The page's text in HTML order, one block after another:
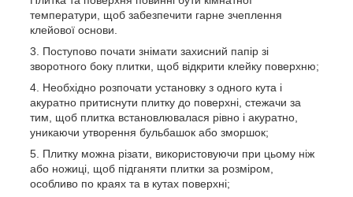
температури, щоб забезпечити гарне зчеплення
клейової основи.
Поступово почати знімати захисний папір зі
зворотного боку плитки, щоб відкрити клейку поверхню;
Необхідно розпочати установку з одного кута і
акуратно притиснути плитку до поверхні, стежачи за
тим, щоб плитка встановлювалася рівно і акуратно,
уникаючи утворення бульбашок або зморшок;
Плитку можна різати, використовуючи при цьому ніж
або ножиці, щоб підганяти плитки за розміром,
особливо по краях та в кутах поверхні;